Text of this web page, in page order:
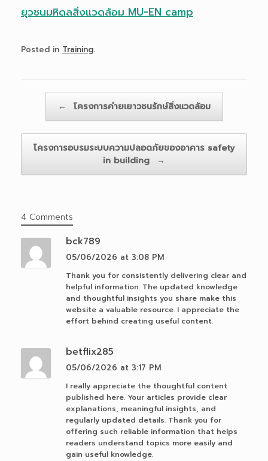
ยุวชนมหิดลสิ่งแวดล้อม MU-EN camp
Posted in Training.
← โครงการค่ายเยาวชนรักษ์สิ่งแวดล้อม
โครงการอบรมระบบความปลอดภัยของอาคาร safety
in building
→
4 Comments
bck789
05/06/2026 at 3:08 PM
Thank you for consistently delivering clear and
helpful information. The updated knowledge
and thoughtful insights you share make this
website a valuable resource. I appreciate the
effort behind creating useful content.
betflix285
05/06/2026 at 3:17 PM
I really appreciate the thoughtful content
published here. Your articles provide clear
explanations, meaningful insights, and
regularly updated details. Thank you for
offering such reliable information that helps
readers understand topics more easily and
gain useful knowledge.